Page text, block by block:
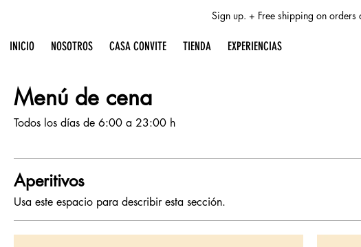
Sign up. + Free shipping on
INICIO NOSOTROS CASA CONVITE TIENDA EXPERIENCIAS
Menú de cena
Todos los días de 6:00 a 23:00 h
Aperitivos
Usa este espacio para describir esta sección.